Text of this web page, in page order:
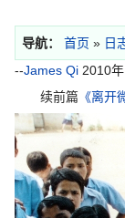
导航： 首页 » 日
--James Qi 2010
续前篇 《离开